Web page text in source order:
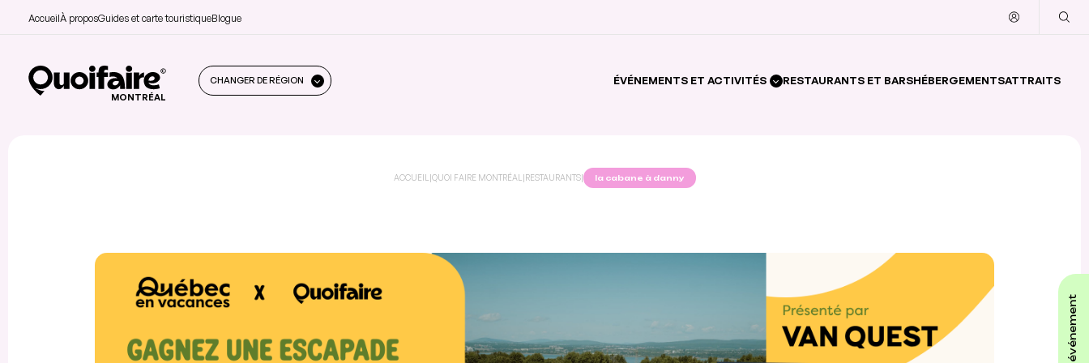
AccueilÀ proposGuides et carte touristiqueBlogue
MONTRÉAL
CHANGER DE RÉGION ÉVÉNEMENTS ET ACTIVITÉS RESTAURANTS ET BARSHÉBERGEMENTSATTRAITS
ACCUEIL |QUOI FAIRE MONTRÉAL |RESTAURANTS| la cabane à danny